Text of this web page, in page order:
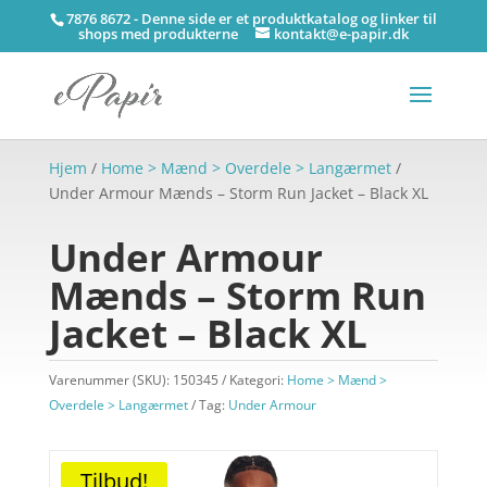
7876 8672 - Denne side er et produktkatalog og linker til
shops med produkterne kontakt@e-papir.dk
Hjem / Home > Mænd > Overdele > Langærmet/
Under Armour Mænds – Storm Run Jacket – Black XL
Under Armour
Mænds – Storm Run
Jacket – Black XL
Varenummer (SKU): 150345 Kategori: Home > Mænd >
Overdele > Langærmet
Tag: Under Armour
Tilbud!